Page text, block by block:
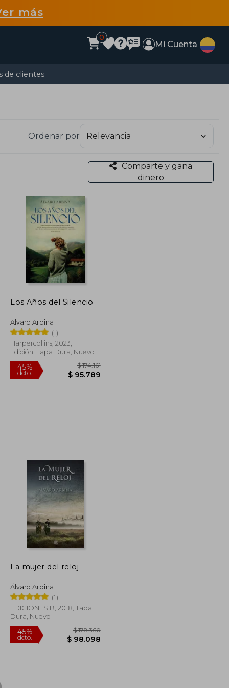
más
0
Mi Cuenta
de clientes
Ordenar por
Comparte y gana
dinero
Los Años del Silencio
Alvaro Arbina
(1)
Harpercollins, 2023, 1
Edición, Tapa Dura, Nuevo
La mujer del reloj
Álvaro Arbina
(1)
EDICIONES B, 2018, Tapa
Dura, Nuevo